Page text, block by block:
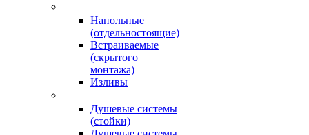
Напольные
(отдельностоящие)
Встраиваемые
(скрытого
монтажа)
Изливы
Душевые системы
(стойки)